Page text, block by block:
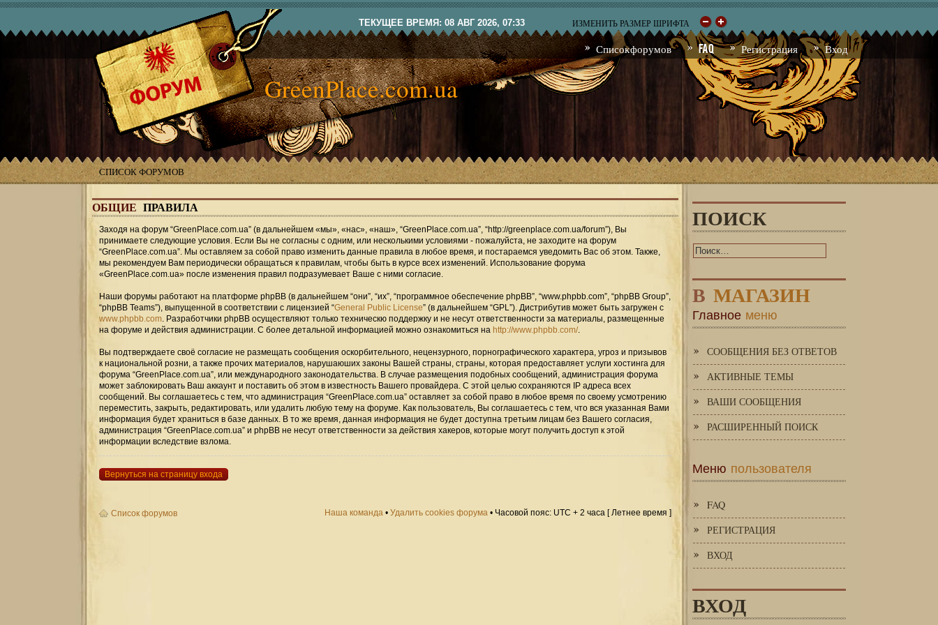
ТЕКУЩЕЕ ВРЕМЯ: 08 АВГ 2026, 07:33 ИЗМЕНИТЬ РАЗМЕР ШРИФТА
Список форумов FAQ Регистрация Вход
GreenPlace.com.ua
СПИСОК ФОРУМОВ
ОБЩИЕ ПРАВИЛА
Заходя на форум “GreenPlace.com.ua” (в дальнейшем «мы», «нас», «наш», “GreenPlace.com.ua”, “http://greenplace.com.ua/forum”), Вы
принимаете следующие условия. Если Вы не согласны с одним, или несколькими условиями - пожалуйста, не заходите на форум
“GreenPlace.com.ua”. Мы оставляем за собой право изменить данные правила в любое время, и постараемся уведомить Вас об этом. Также,
мы рекомендуем Вам периодически обращаться к правилам, чтобы быть в курсе всех изменений. Использование форума
«GreenPlace.com.ua» после изменения правил подразумевает Ваше с ними согласие.
Наши форумы работают на платформе phpBB (в дальнейшем “они”, “их”, “программное обеспечение phpBB”, “www.phpbb.com”, “phpBB Group”,
“phpBB Teams”), выпущенной в соответствии с лицензией “General Public License” (в дальнейшем “GPL”). Дистрибутив может быть загружен с
www.phpbb.com. Разработчики phpBB осуществляют только техническю поддержку и не несут ответственности за материалы, размещенные
на форуме и действия администрации. С более детальной информацией можно ознакомиться на http://www.phpbb.com/.
Вы подтверждаете своё согласие не размещать сообщения оскорбительного, нецензурного, порнографического характера, угроз и призывов
к национальной розни, а также прочих материалов, нарушаюших законы Вашей страны, страны, которая предоставляет услуги хостинга для
форума “GreenPlace.com.ua”, или международного законодательства. В случае размещения подобных сообщений, администрация форума
может заблокировать Ваш аккаунт и поставить об этом в известность Вашего провайдера. С этой целью сохраняются IP адреса всех
сообщений. Вы соглашаетесь с тем, что администрация “GreenPlace.com.ua” оставляет за собой право в любое время по своему усмотрению
переместить, закрыть, редактировать, или удалить любую тему на форуме. Как пользователь, Вы соглашаетесь с тем, что вся указанная Вами
информация будет храниться в базе данных. В то же время, данная информация не будет доступна третьим лицам без Вашего согласия,
администрация “GreenPlace.com.ua” и phpBB не несут ответственности за действия хакеров, которые могут получить доступ к этой
информации вследствие взлома.
Вернуться на страницу входа
Список форумов Наша команда • Удалить cookies форума • Часовой пояс: UTC + 2 часа [ Летнее время ]
ПОИСК
В МАГАЗИН
Главное меню
СООБЩЕНИЯ БЕЗ ОТВЕТОВ
АКТИВНЫЕ ТЕМЫ
ВАШИ СООБЩЕНИЯ
РАСШИРЕННЫЙ ПОИСК
Меню пользователя
FAQ
РЕГИСТРАЦИЯ
ВХОД
ВХОД